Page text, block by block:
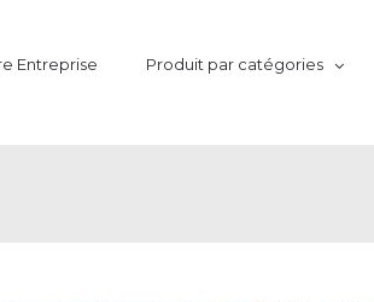
Entreprise Produit par catégories